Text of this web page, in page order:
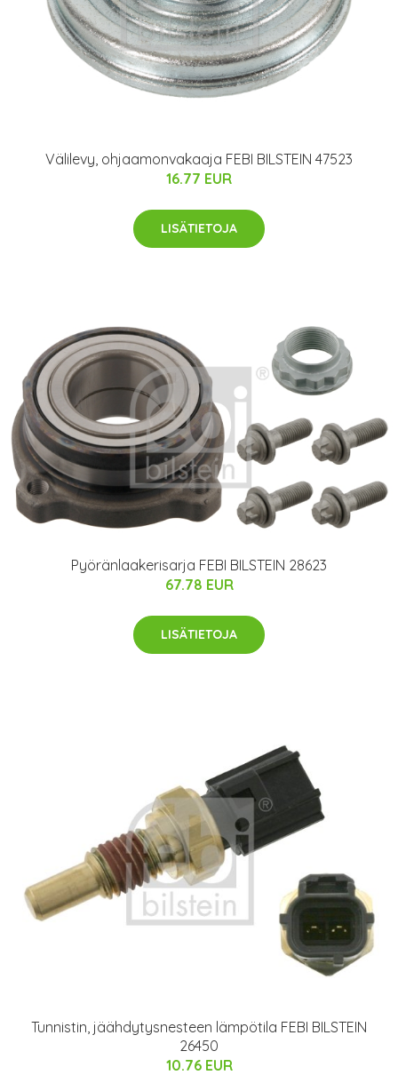
Välilevy, ohjaamonvakaaja FEBI BILSTEIN 47523
16.77 EUR
LISÄTIETOJA
Pyöränlaakerisarja FEBI BILSTEIN 28623
67.78 EUR
LISÄTIETOJA
Tunnistin, jäähdytysnesteen lämpötila FEBI BILSTEIN
26450
10.76 EUR